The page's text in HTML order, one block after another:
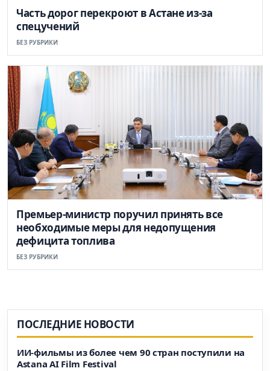
Часть дорог перекроют в Астане из-за
спецучений
БЕЗ РУБРИКИ
Премьер-министр поручил принять все
необходимые меры для недопущения
дефицита топлива
БЕЗ РУБРИКИ
ПОСЛЕДНИЕ НОВОСТИ
ИИ-фильмы из более чем 90 стран поступили на
Astana AI Film Festival